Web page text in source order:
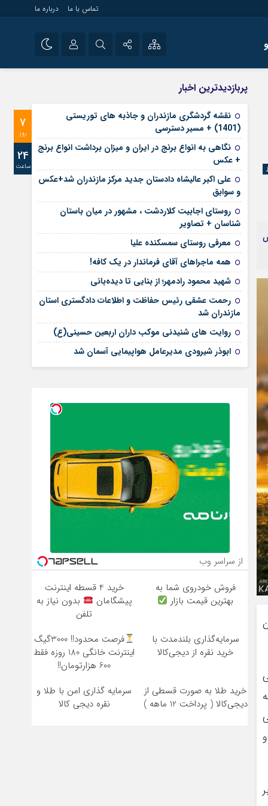
تماس با ما درباره ما
آپارات
رمز عبور
مرا به خاطر بسپار
راه اندازی سایت و
سایت های خبری و
پربازدیدترین اخبار
7
روز
24
ساعت
نقشه گردشگری مازندران و جاذبه های توریستی
(1401) + مسیر دسترسی
نگاهی به انواع برنج در ایران و میزان برداشت انواع برنج
+ عکس
علی‌ اکبر عالیشاه دادستان جدید مرکز مازندران شد+عکس
و سوابق
روستای اجابیت کلاردشت ، مشهور در میان باستان
شناسان + تصاویر
معرفی روستای سمسکنده علیا
همه ماجراهای آقای فرماندار در یک کافه!
شهید محمود رادمهر؛ از بنایی تا دیده‌بانی
رحمت عشقی رئیس حفاظت و اطلاعات دادگستری استان
مازندران شد
روایت های شنیدنی موکب داران اربعین حسینی(ع)
ابوذر شیرودی مدیرعامل هواپیمایی آسمان شد
از سراسر وب
فروش خودروی شما به
بهترین قیمت بازار
خرید 4 قسطه اینترنت
پیشگامان
بدون نیاز به
تلفن
سرمایه‌گذاری بلندمدت با
خرید نقره از دیجی‌کالا
فرصت محدود!! 3000گیگ
اینترنت خانگی 180 روزه فقط
600 هزارتومان!!
خرید طلا به صورت قسطی از
دیجی‌کالا ( پرداخت 12 ماهه )
سرمایه گذاری امن با طلا و
نقره دیجی کالا